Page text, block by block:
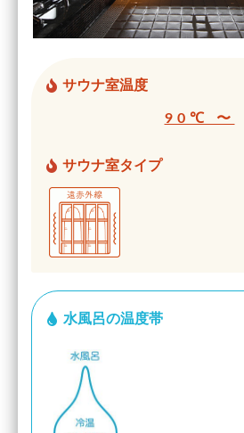
サウナ室温度
90℃ 〜
サウナ室タイプ
水風呂の温度帯